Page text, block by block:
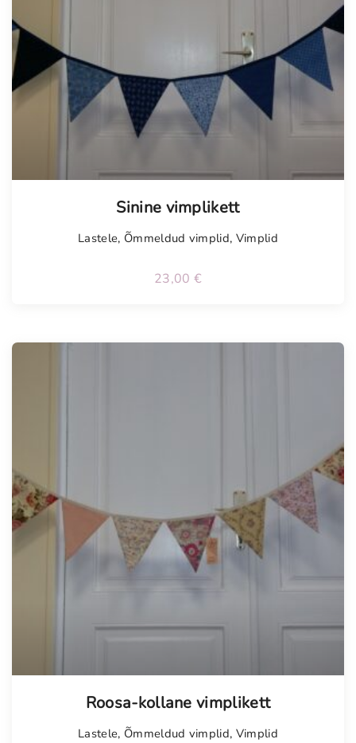
Sinine vimplikett
Lastele, Õmmeldud vimplid, Vimplid
23,00 €
Roosa-kollane vimplikett
Lastele, Õmmeldud vimplid, Vimplid